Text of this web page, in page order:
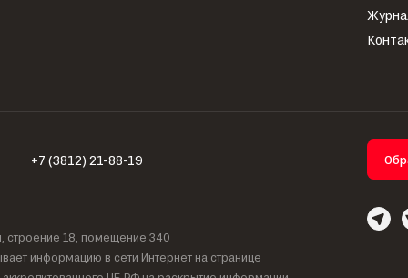
+7 (3812) 21-88-19
строение 18, помещение 340
информацию в сети Интернет на странице